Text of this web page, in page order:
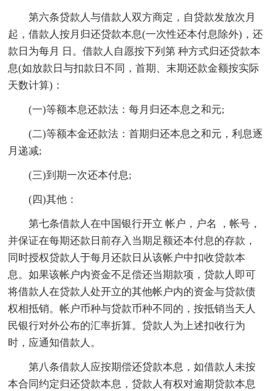
第六条贷款人与借款人双方商定，自贷款发放次月
起，借款人按月归还贷款本息(一次性还本付息除外)，还
款日为每月 日。借款人自愿按下列第 种方式归还贷款本
息(如放款日与扣款日不同，首期、末期还款金额按实际
天数计算)：
(一)等额本息还款法：每月归还本息之和元;
(二)等额本金还款法：首期归还本息之和元，利息逐
月递减;
(三)到期一次还本付息;
(四)其他：
第七条借款人在中国银行开立 帐户，户名 ，帐号，
并保证在每期还款日前存入当期足额还本付息的存款，
同时授权贷款人于每月还款日从该帐户中扣收贷款本
息。如果该帐户内资金不足偿还当期款项，贷款人即可
将借款人在贷款人处开立的其他帐户内的资金与贷款债
权相抵销。帐户币种与贷款币种不同的，按抵销当天人
民银行对外公布的汇率折算。贷款人为上述扣收行为
时，应通知借款人。
第八条借款人应按期偿还贷款本息，如借款人未按
本合同约定归还贷款本息，贷款人有权对逾期贷款本息